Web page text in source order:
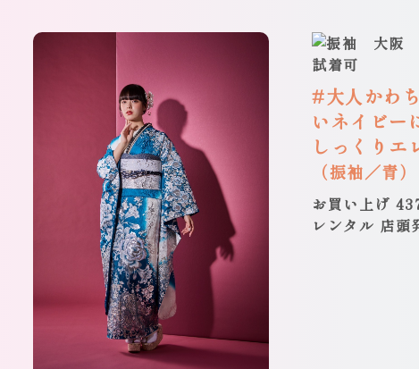
#大人かわ
いネイビー
しっくりエ
（振袖／青）
お買い上げ
レンタル 店頭